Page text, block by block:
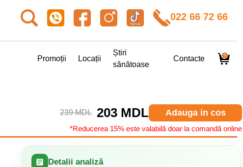
022 66 72 66
Promoții Locații
Știri
sănătoase
Contacte 0
239 MDL 203 MDL Adauga in cos
*Reducerea 15% este valabilă doar la comandă online
Detalii analiză